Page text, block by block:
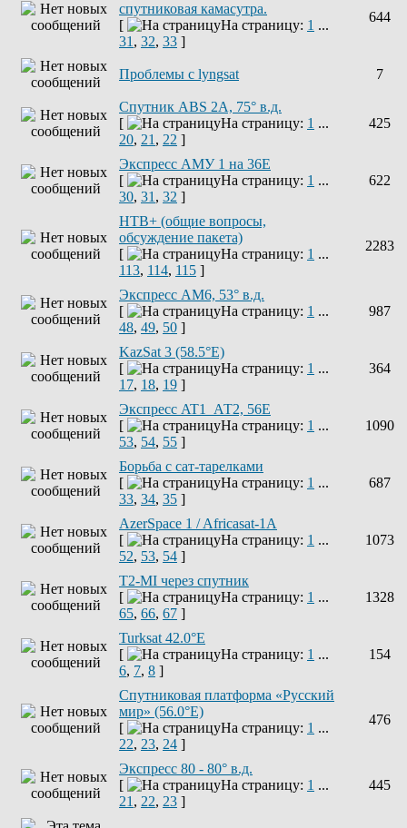
спутниковая камасутра.
[
На страницу: 1 ...
31 , 32, 33 ]
644
Проблемы с lyngsat 7
Спутник ABS 2A, 75° в.д.
[
На страницу: 1 ...
20, 21 , 22 ]
425
Экспресс АМУ 1 на 36Е
[
На страницу: 1 ...
30, 31 , 32 ]
622
НТВ+ (общие вопросы,
обсуждение пакета)
[
На страницу: 1 ...
113, 114, 115 ]
2283
Экспресс AM6, 53° в.д.
[
На страницу: 1 ...
48, 49, 50 ]
987
KazSat 3 (58.5°E)
[
На страницу: 1 ...
17, 18, 19 ]
364
Экспресс AT1_АТ2, 56E
[
На страницу: 1 ...
53, 54, 55 ]
1090
Борьба с сат-тарелками
[
На страницу: 1 ...
33, 34, 35 ]
687
AzerSpace 1 / Africasat-1A
[
На страницу: 1 ...
52, 53, 54 ]
1073
T2-MI через спутник
[
На страницу: 1 ...
65, 66, 67 ]
1328
Turksat 42.0°E
[
На страницу: 1 ...
6, 7, 8 ]
154
Спутниковая платформа «Русский
мир» (56.0°E)
[
На страницу: 1 ...
22, 23, 24 ]
476
Экспресс 80 - 80° в.д.
[
На страницу: 1 ...
21 , 22, 23 ]
445